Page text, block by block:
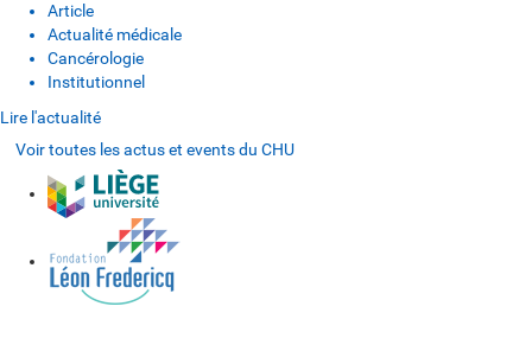
Article
Actualité médicale
Cancérologie
Institutionnel
Lire l'actualité
Voir toutes les actus et events du CHU